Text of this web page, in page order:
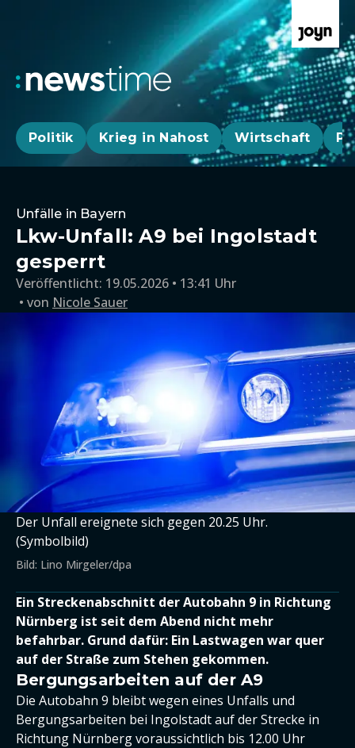
Politik Krieg in Nahost Wirtschaft
Unfälle in Bayern
Lkw-Unfall: A9 bei Ingolstadt
gesperrt
Veröffentlicht: 19.05.2026 • 13:41 Uhr
von Nicole Sauer
Der Unfall ereignete sich gegen 20.25 Uhr.
(Symbolbild)
Bild: Lino Mirgeler/dpa
Ein Streckenabschnitt der Autobahn 9 in Richtung
Nürnberg ist seit dem Abend nicht mehr
befahrbar. Grund dafür: Ein Lastwagen war quer
auf der Straße zum Stehen gekommen.
Bergungsarbeiten auf der A9
Die Autobahn 9 bleibt wegen eines Unfalls und
Bergungsarbeiten bei Ingolstadt auf der Strecke in
Richtung Nürnberg voraussichtlich bis 12.00 Uhr